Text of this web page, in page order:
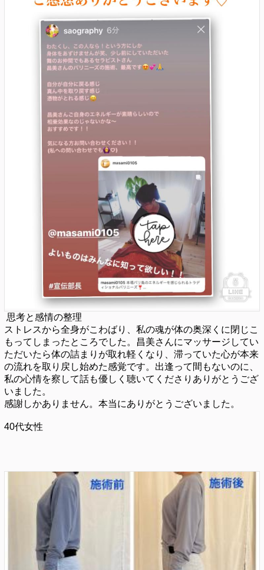
思考と感情の整理
ストレスから全身がこわばり、私の魂が体の奥深くに閉じこ
もってしまったところでした。昌美さんにマッサージしてい
ただいたら体の詰まりが取れ軽くなり、滞っていた心が本来
の流れを取り戻し始めた感覚です。出逢って間もないのに、
私の心情を察して話も優しく聴いてくださりありがとうござ
いました。
感謝しかありません。本当にありがとうございました。
40代女性